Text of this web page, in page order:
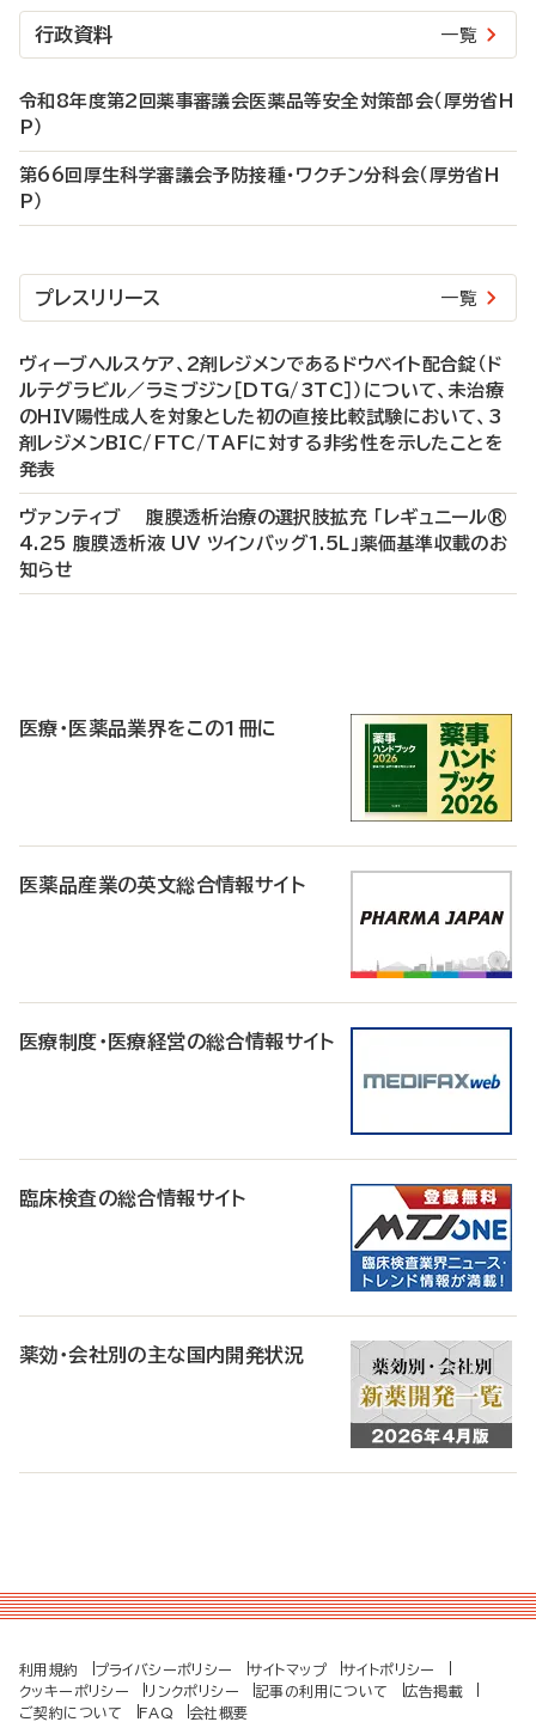
行政資料 一覧
令和8年度第2回薬事審議会医薬品等安全対策部会（厚労省H
P）
第66回厚生科学審議会予防接種・ワクチン分科会（厚労省H
P）
プレスリリース 一覧
ヴィーブヘルスケア、2剤レジメンであるドウベイト配合錠（ド
ルテグラビル／ラミブジン［DTG/3TC］）について、未治療
のHIV陽性成人を対象とした初の直接比較試験において、3
剤レジメンBIC/FTC/TAFに対する非劣性を示したことを
発表
ヴァンティブ 腹膜透析治療の選択肢拡充 「レギュニール®
4.25 腹膜透析液 UV ツインバッグ1.5L」薬価基準収載のお
知らせ
医療・医薬品業界をこの1冊に
医薬品産業の英文総合情報サイト
医療制度・医療経営の総合情報サイト
臨床検査の総合情報サイト
薬効・会社別の主な国内開発状況
利用規約 プライバシーポリシー サイトマップ
サイトポリシー
クッキーポリシー
リンクポリシー 記事の利用について
広告掲載
ご契約について
FAQ 会社概要